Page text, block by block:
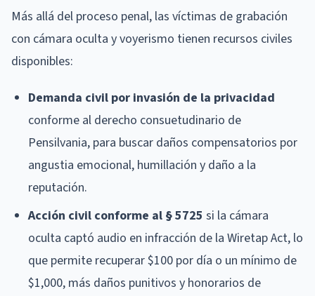
Más allá del proceso penal, las víctimas de grabación
con cámara oculta y voyerismo tienen recursos civiles
disponibles:
Demanda civil por invasión de la privacidad
conforme al derecho consuetudinario de
Pensilvania, para buscar daños compensatorios por
angustia emocional, humillación y daño a la
reputación.
Acción civil conforme al § 5725 si la cámara
oculta captó audio en infracción de la Wiretap Act, lo
que permite recuperar $100 por día o un mínimo de
$1,000, más daños punitivos y honorarios de